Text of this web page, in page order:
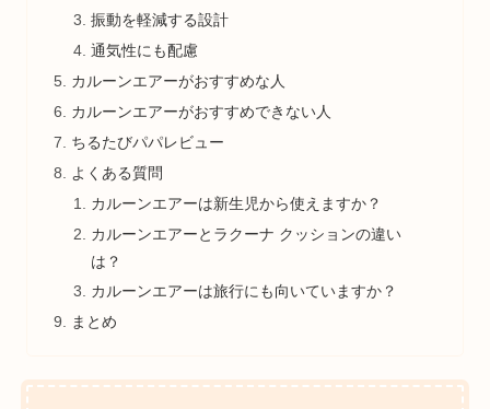
振動を軽減する設計
通気性にも配慮
カルーンエアーがおすすめな人
カルーンエアーがおすすめできない人
ちるたびパパレビュー
よくある質問
カルーンエアーは新生児から使えますか？
カルーンエアーとラクーナ クッションの違い
は？
カルーンエアーは旅行にも向いていますか？
まとめ